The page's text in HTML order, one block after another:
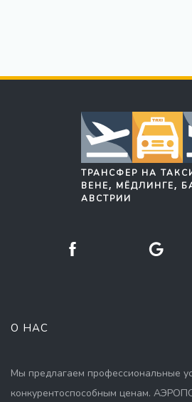
ТРАНСФЕР НА
ВЕНЕ, МЁДЛИНГЕ,
АВСТРИИ
О НАС
Мы предлагаем профессиональные
конкурентоспособным ценам.